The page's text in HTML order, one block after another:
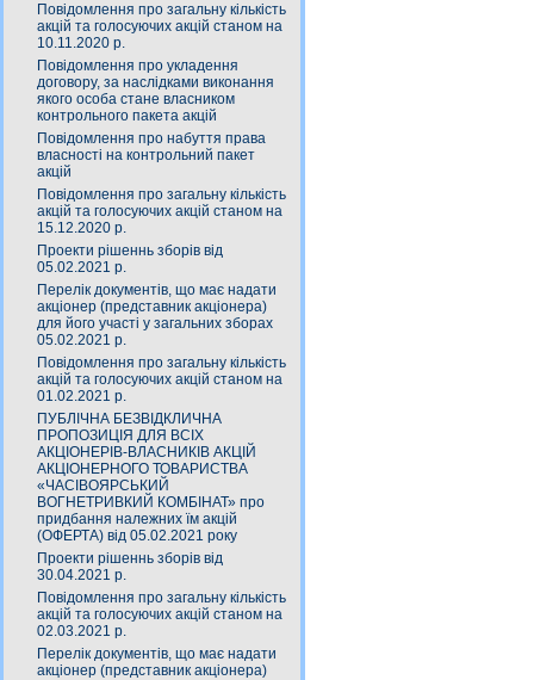
Повідомлення про загальну кількість
акцій та голосуючих акцій станом на
10.11.2020 р.
Повідомлення про укладення
договору, за наслідками виконання
якого особа стане власником
контрольного пакета акцій
Повідомлення про набуття права
власності на контрольний пакет
акцій
Повідомлення про загальну кількість
акцій та голосуючих акцій станом на
15.12.2020 р.
Проекти рішеннь зборів від
05.02.2021 р.
Перелік документів, що має надати
акціонер (представник акціонера)
для його участі у загальних зборах
05.02.2021 р.
Повідомлення про загальну кількість
акцій та голосуючих акцій станом на
01.02.2021 р.
ПУБЛІЧНА БЕЗВІДКЛИЧНА
ПРОПОЗИЦІЯ ДЛЯ ВСІХ
АКЦІОНЕРІВ-ВЛАСНИКІВ АКЦІЙ
АКЦІОНЕРНОГО ТОВАРИСТВА
«ЧАСIВОЯРСЬКИЙ
ВОГНЕТРИВКИЙ КОМБIНАТ» про
придбання належних їм акцій
(ОФЕРТА) від 05.02.2021 року
Проекти рішеннь зборів від
30.04.2021 р.
Повідомлення про загальну кількість
акцій та голосуючих акцій станом на
02.03.2021 р.
Перелік документів, що має надати
акціонер (представник акціонера)